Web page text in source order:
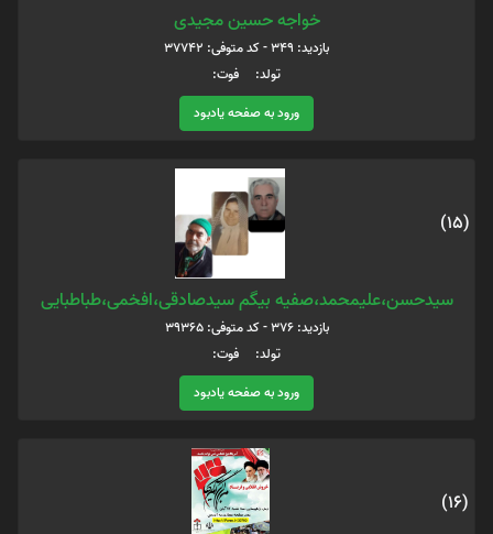
خواجه حسین مجیدی
بازدید: 349 - کد متوفی: 37742
تولد: فوت:
ورود به صفحه یادبود
(15)
سیدحسن،علیمحمد،صفیه بیگم سیدصادقی،افخمی،طباطبایی
بازدید: 376 - کد متوفی: 39365
تولد: فوت:
ورود به صفحه یادبود
(16)